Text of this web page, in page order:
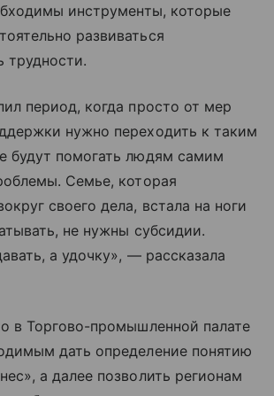
инструменты, которые
развиваться
трудности.
период, когда просто от мер
нужно переходить к таким
будут помогать людям самим
Семье, которая
своего дела, встала на ноги
не нужны субсидии.
а удочку», — рассказала
в Торгово-промышленной палате
дать определение понятию
а далее позволить регионам